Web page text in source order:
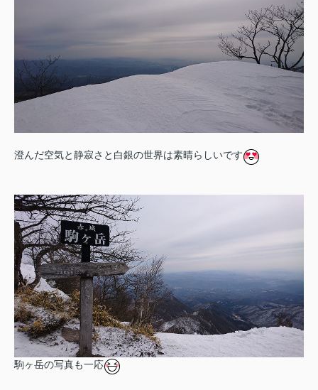
澄んだ空気と静寂さと白銀の世界は素晴らしいです
駒ヶ岳の写真も一応